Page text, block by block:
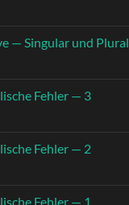
— Singular und Plural
Fehler — 3
Fehler — 2
Fehler — 1